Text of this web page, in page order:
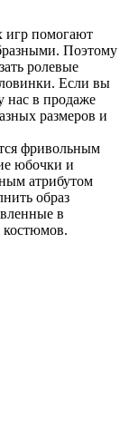
игр помогают
Поэтому
ролевые
Если вы
нас в продаже
размеров и
фривольным
юбочки и
атрибутом
образ
в
костюмов.